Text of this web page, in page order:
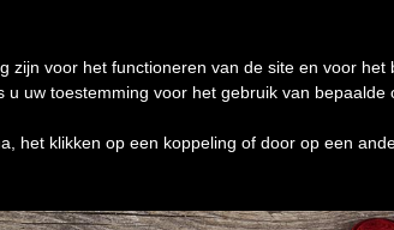
zijn voor het functioneren van de site en voor het
uw toestemming voor het gebruik van bepaalde
het klikken op een koppeling of door op een